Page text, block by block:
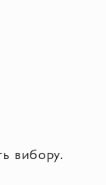
вибору.